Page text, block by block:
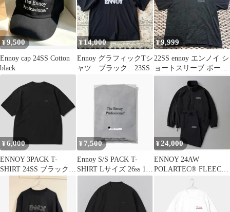
¥9,500
Ennoy cap 24SS Cotton
black
¥14,000
Ennoy グラフィックTシ
ャツ ブラック 23SS
¥9,999
22SS ennoy エンノイ シ
ョートスリーブ ボーダ
ー Tシャツ M
¥6,000
ENNOY 3PACK T-
SHIRT 24SS ブラック
胸ロゴ
¥ 7,500
Ennoy S/S PACK T-
SHIRT Lサイズ 26ss 1
¥24,000
ENNOY 24AW
POLARTEC® FLEECE
ジャケットのみ